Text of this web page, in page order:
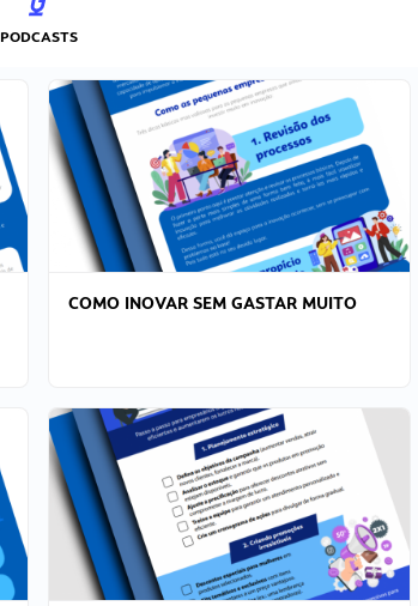
PODCASTS
COMO INOVAR SEM GASTAR MUITO